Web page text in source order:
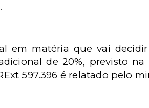
em matéria que vai
de 20%, previsto na
597.396 é relatado pelo